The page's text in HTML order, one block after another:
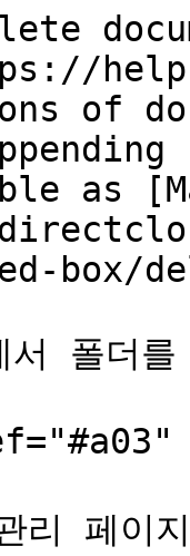
of
as
box/
폴더
관리 페